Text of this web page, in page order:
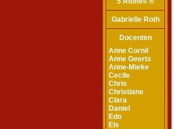
Gabrielle Roth
Docenten
Anne Cornil
Anne Geerts
Anne-Mieke
Cecile
Chris
Christiane
Clara
Daniel
Edo
Els